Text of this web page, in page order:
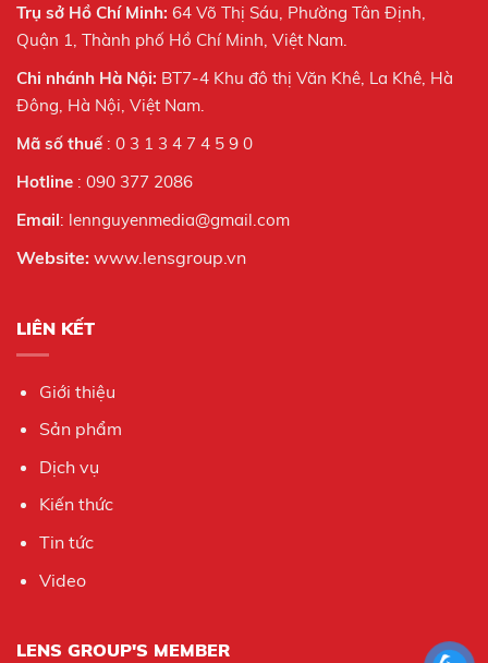
Trụ sở Hồ Chí Minh: 64 Võ Thị Sáu, Phường Tân Định,
Quận 1, Thành phố Hồ Chí Minh, Việt Nam.
Chi nhánh Hà Nội: BT7-4 Khu đô thị Văn Khê, La Khê, Hà
Đông, Hà Nội, Việt Nam.
Mã số thuế: 0 3 1 3 4 7 4 5 9 0
Hotline : 090 377 2086
Email: lennguyenmedia@gmail.com
Website: www.lensgroup.vn
LIÊN KẾT
Giới thiệu
Sản phẩm
Dịch vụ
Kiến thức
Tin tức
Video
LENS GROUP'S MEMBER